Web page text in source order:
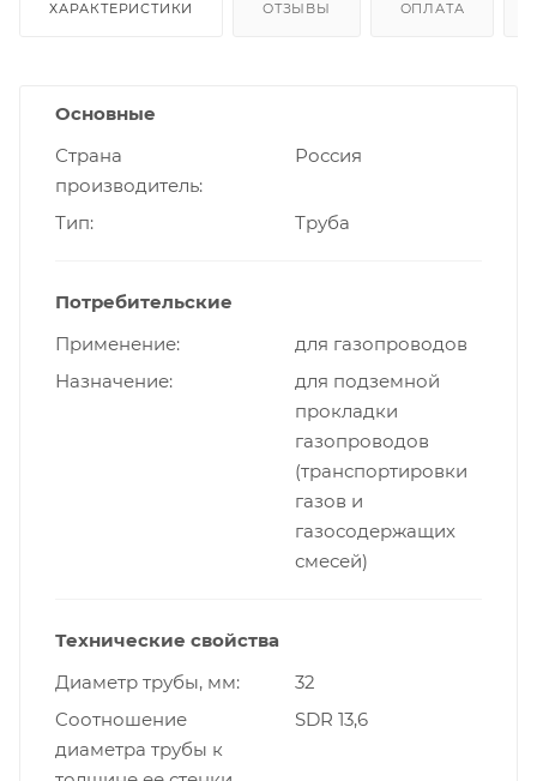
ХАРАКТЕРИСТИКИ ОТЗЫВЫ ОПЛАТА
Основные
Страна
производитель
Россия
Тип Труба
Потребительские
Применение
для газопроводов
Назначение
для подземной
прокладки
газопроводов
(транспортировки
газов и
газосодержащих
смесей)
Технические свойства
Диаметр трубы, мм
32
Cоотношение
диаметра трубы к
SDR 13,6